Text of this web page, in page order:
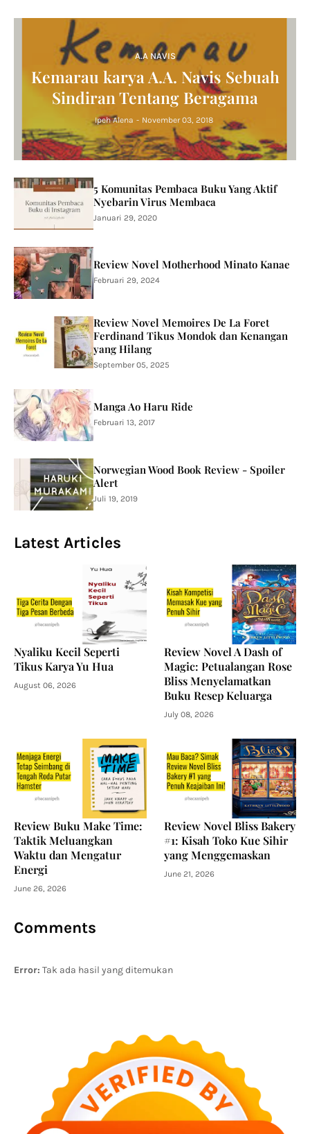
A.A NAVIS
Kemarau karya A.A. Navis Sebuah
Sindiran Tentang Beragama
Ipeh Alena - November 03, 2018
5 Komunitas Pembaca Buku Yang Aktif
Nyebarin Virus Membaca
Januari 29, 2020
Review Novel Motherhood Minato Kanae
Februari 29, 2024
Review Novel Memoires De La Foret
Ferdinand Tikus Mondok dan Kenangan
yang Hilang
September 05, 2025
Manga Ao Haru Ride
Februari 13, 2017
Norwegian Wood Book Review - Spoiler
Alert
Juli 19, 2019
Latest Articles
Nyaliku Kecil Seperti
Tikus Karya Yu Hua
August 06, 2026
Review Novel A Dash of
Magic: Petualangan Rose
Bliss Menyelamatkan
Buku Resep Keluarga
July 08, 2026
Review Buku Make Time:
Taktik Meluangkan
Waktu dan Mengatur
Energi
June 26, 2026
Review Novel Bliss Bakery
#1: Kisah Toko Kue Sihir
yang Menggemaskan
June 21, 2026
Comments
Error: Tak ada hasil yang ditemukan